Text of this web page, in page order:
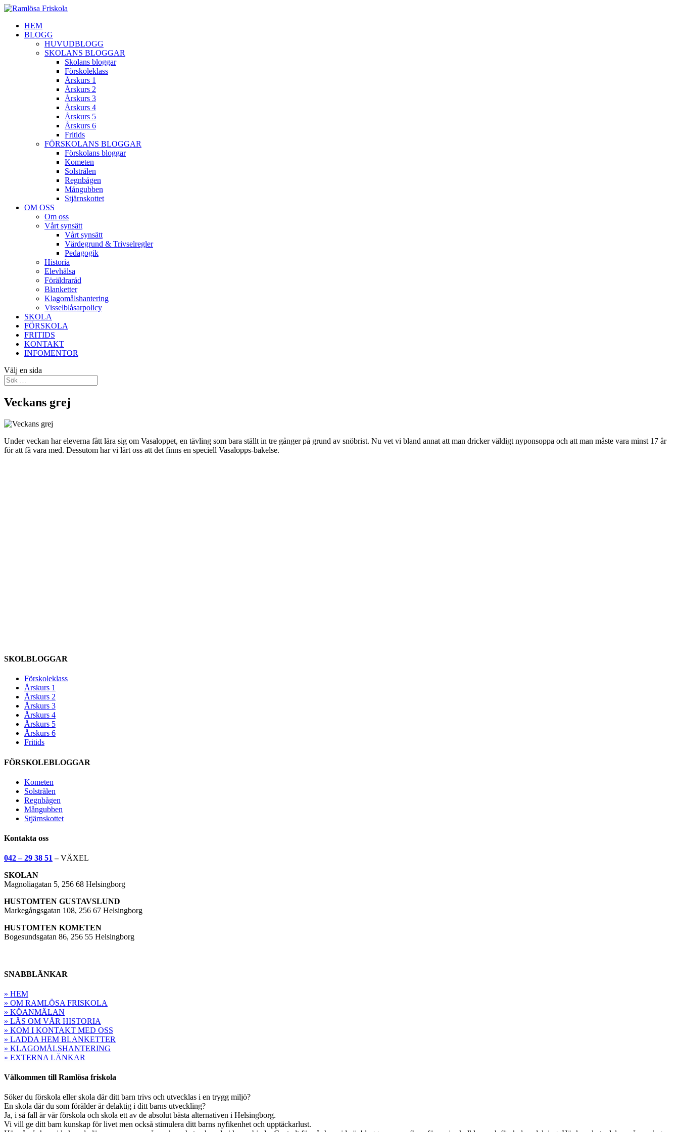
HEM
BLOGG
HUVUDBLOGG
SKOLANS BLOGGAR
Skolans bloggar
Förskoleklass
Årskurs 1
Årskurs 2
Årskurs 3
Årskurs 4
Årskurs 5
Årskurs 6
Fritids
FÖRSKOLANS BLOGGAR
Förskolans bloggar
Kometen
Solstrålen
Regnbågen
Mångubben
Stjärnskottet
OM OSS
Om oss
Vårt synsätt
Vårt synsätt
Värdegrund & Trivselregler
Pedagogik
Historia
Elevhälsa
Föräldraråd
Blanketter
Klagomålshantering
Visselblåsarpolicy
SKOLA
FÖRSKOLA
FRITIDS
KONTAKT
INFOMENTOR
Välj en sida
Veckans grej
Under veckan har eleverna fått lära sig om Vasaloppet, en tävling som bara ställt in tre gånger på grund av snöbrist. Nu vet vi bland annat att man dricker väldigt nyponsoppa och att man måste vara minst 17 år
för att få vara med. Dessutom har vi lärt oss att det finns en speciell Vasalopps-bakelse.
SKOLBLOGGAR
Förskoleklass
Årskurs 1
Årskurs 2
Årskurs 3
Årskurs 4
Årskurs 5
Årskurs 6
Fritids
FÖRSKOLEBLOGGAR
Kometen
Solstrålen
Regnbågen
Mångubben
Stjärnskottet
Kontakta oss
042 – 29 38 51–VÄXEL
SKOLAN
Magnoliagatan 5, 256 68 Helsingborg
HUSTOMTEN GUSTAVSLUND
Markegångsgatan 108, 256 67 Helsingborg
HUSTOMTEN KOMETEN
Bogesundsgatan 86, 256 55 Helsingborg
SNABBLÄNKAR
» HEM
» OM RAMLÖSA FRISKOLA
» KÖANMÄLAN
» LÄS OM VÅR HISTORIA
» KOM I KONTAKT MED OSS
» LADDA HEM BLANKETTER
» KLAGOMÅLSHANTERING
» EXTERNA LÄNKAR
Välkommen till Ramlösa friskola
Söker du förskola eller skola där ditt barn trivs och utvecklas i en trygg miljö?
En skola där du som förälder är delaktig i ditt barns utveckling?
Ja, i så fall är vår förskola och skola ett av de absolut bästa alternativen i Helsingborg.
Vi vill ge ditt barn kunskap för livet men också stimulera ditt barns nyfikenhet och upptäckarlust.